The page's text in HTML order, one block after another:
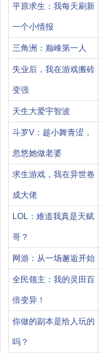
平原求生：我每天刷新
一个小情报
三角洲：巅峰第一人
失业后，我在游戏搬砖
变强
天生大爱宇智波
斗罗V：趁小舞青涩，
忽悠她做老婆
求生游戏，我在异世卷
成大佬
LOL：难道我真是天赋
哥？
网游：从一场邂逅开始
全民领主：我的灵田百
倍变异！
你做的副本是给人玩的
吗？